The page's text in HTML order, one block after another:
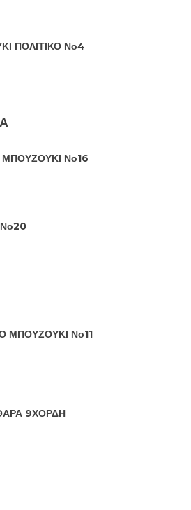
ΠΟΛΙΤΙΚΟ Νο4
ΜΠΟΥΖΟΥΚΙ Νο16
ΜΠΟΥΖΟΥΚΙ Νο11
9ΧΟΡΔΗ